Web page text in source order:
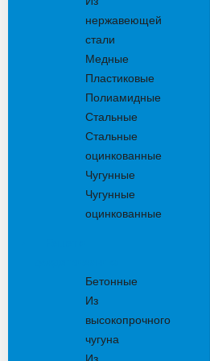
нержавеющей
стали
Медные
Пластиковые
Полиамидные
Стальные
Стальные
оцинкованные
Чугунные
Чугунные
оцинкованные
Бетонные
Из
высокопрочного
чугуна